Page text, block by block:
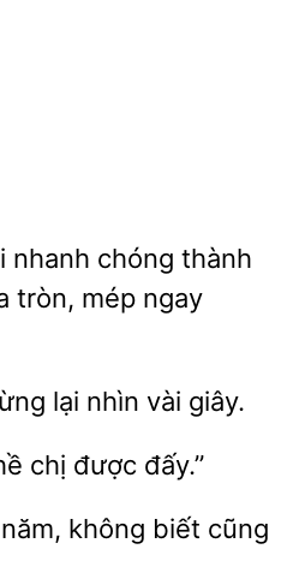
nhanh
thành
tròn,
ngay
lại vài
chị đấy.”
biết cũng